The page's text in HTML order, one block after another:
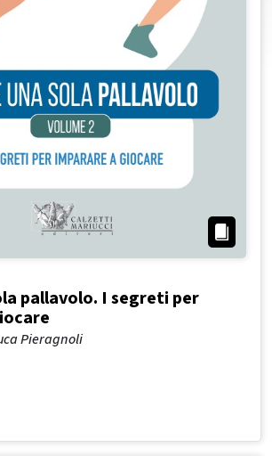
pallavolo. I segreti per
Pieragnoli